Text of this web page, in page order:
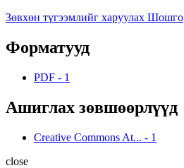
Зөвхөн түгээмлийг харуулах Шошго
Форматууд
PDF - 1
Ашиглах зөвшөөрлүүд
Creative Commons At... - 1
close